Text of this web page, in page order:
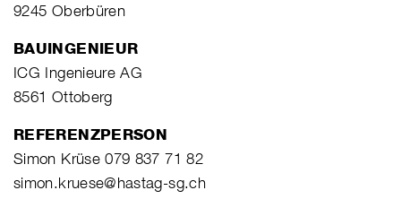
9245 Oberbüren
BAUINGENIEUR
ICG Ingenieure AG
8561 Ottoberg
REFERENZPERSON
Simon Krüse 079 837 71 82
simon.kruese@hastag-sg.ch